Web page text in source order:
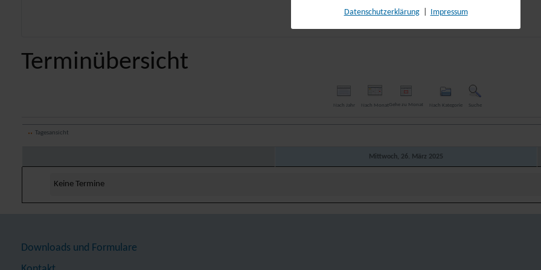
Terminübersicht
Nach Jahr Nach MonatGehe zu Monat Nach Kategorie Suche
Tagesansicht
Mittwoch, 26. März 2025
Keine Termine
Downloads und Formulare
Datenschutzerklärung Impressum